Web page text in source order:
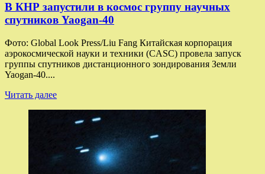
В КНР запустили в космос группу научных
спутников Yaogan-40
Фото: Global Look Press/Liu Fang Китайская корпорация
аэрокосмической науки и техники (CASC) провела запуск
группы спутников дистанционного зондирования Земли
Yaogan-40....
Читать далееПрочитать
запустили
в